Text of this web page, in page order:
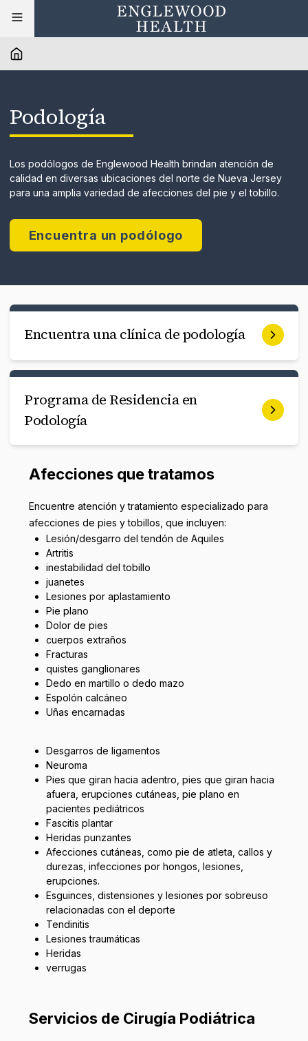
Podología
Los podólogos de Englewood Health brindan atención de
calidad en diversas ubicaciones del norte de Nueva Jersey
para una amplia variedad de afecciones del pie y el tobillo.
Encuentra un podólogo
Encuentra una clínica de podología
Programa de Residencia en
Podología
Afecciones que tratamos
Encuentre atención y tratamiento especializado para
afecciones de pies y tobillos, que incluyen:
Lesión/desgarro del tendón de Aquiles
Artritis
inestabilidad del tobillo
juanetes
Lesiones por aplastamiento
Pie plano
Dolor de pies
cuerpos extraños
Fracturas
quistes ganglionares
Dedo en martillo o dedo mazo
Espolón calcáneo
Uñas encarnadas
Desgarros de ligamentos
Neuroma
Pies que giran hacia adentro, pies que giran hacia
afuera, erupciones cutáneas, pie plano en
pacientes pediátricos
Fascitis plantar
Heridas punzantes
Afecciones cutáneas, como pie de atleta, callos y
durezas, infecciones por hongos, lesiones,
erupciones.
Esguinces, distensiones y lesiones por sobreuso
relacionadas con el deporte
Tendinitis
Lesiones traumáticas
Heridas
verrugas
Servicios de Cirugía Podiátrica